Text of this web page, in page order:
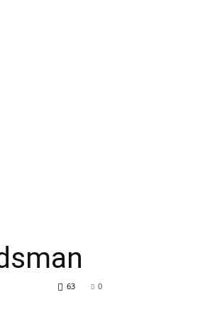
0
63